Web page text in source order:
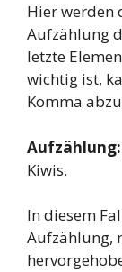
Hier werden
Aufzählung
letzte
wichtig ist,
Komma
Aufzählung:
Kiwis.
In diesem
Aufzählung,